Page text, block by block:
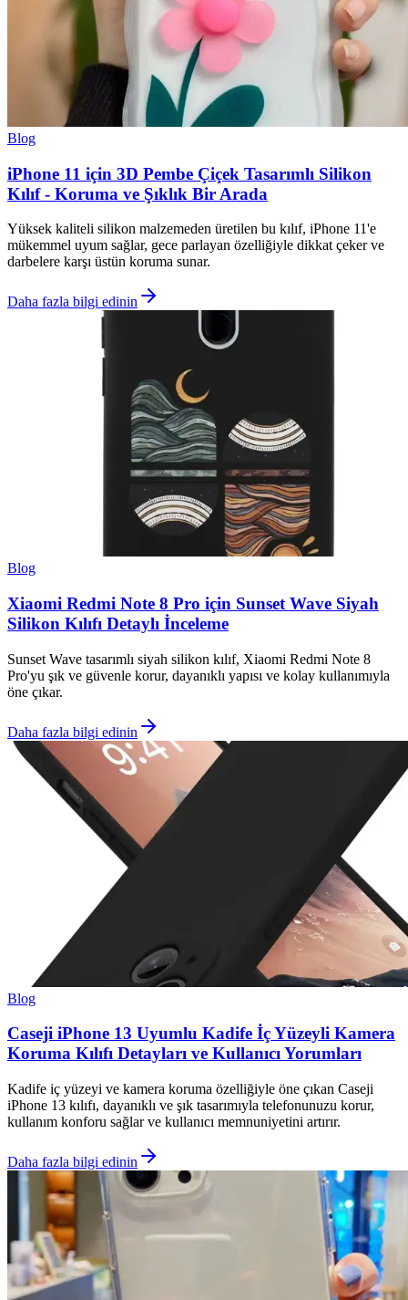
Blog
iPhone 11 için 3D Pembe Çiçek Tasarımlı Silikon
Kılıf - Koruma ve Şıklık Bir Arada
Yüksek kaliteli silikon malzemeden üretilen bu kılıf, iPhone 11'e
mükemmel uyum sağlar, gece parlayan özelliğiyle dikkat çeker ve
darbelere karşı üstün koruma sunar.
Daha fazla bilgi edinin
Blog
Xiaomi Redmi Note 8 Pro için Sunset Wave Siyah
Silikon Kılıfı Detaylı İnceleme
Sunset Wave tasarımlı siyah silikon kılıf, Xiaomi Redmi Note 8
Pro'yu şık ve güvenle korur, dayanıklı yapısı ve kolay kullanımıyla
öne çıkar.
Daha fazla bilgi edinin
Blog
Caseji iPhone 13 Uyumlu Kadife İç Yüzeyli Kamera
Koruma Kılıfı Detayları ve Kullanıcı Yorumları
Kadife iç yüzeyi ve kamera koruma özelliğiyle öne çıkan Caseji
iPhone 13 kılıfı, dayanıklı ve şık tasarımıyla telefonunuzu korur,
kullanım konforu sağlar ve kullanıcı memnuniyetini artırır.
Daha fazla bilgi edinin